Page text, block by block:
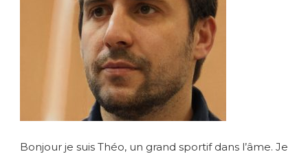
Bonjour je suis Théo, un grand sportif dans l’âme. Je